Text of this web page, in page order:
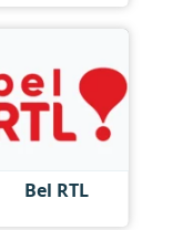
Bel RTL